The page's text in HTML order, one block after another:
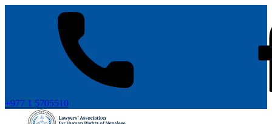
+977 1 5705510